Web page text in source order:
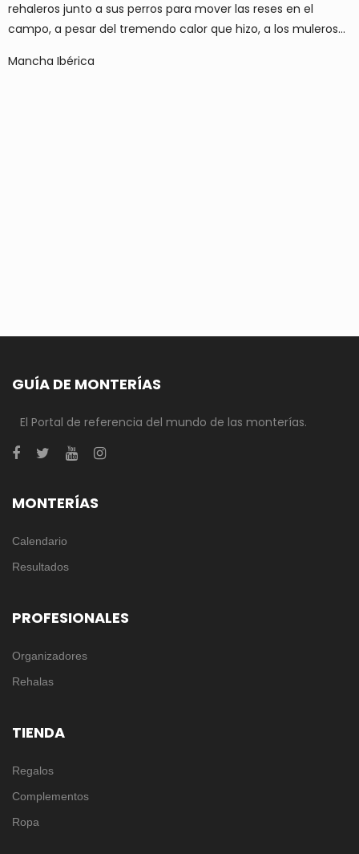
rehaleros junto a sus perros para mover las reses en el
campo, a pesar del tremendo calor que hizo, a los muleros...
Mancha Ibérica
GUÍA DE MONTERÍAS
El Portal de referencia del mundo de las monterías.
MONTERÍAS
Calendario
Resultados
PROFESIONALES
Organizadores
Rehalas
TIENDA
Regalos
Complementos
Ropa